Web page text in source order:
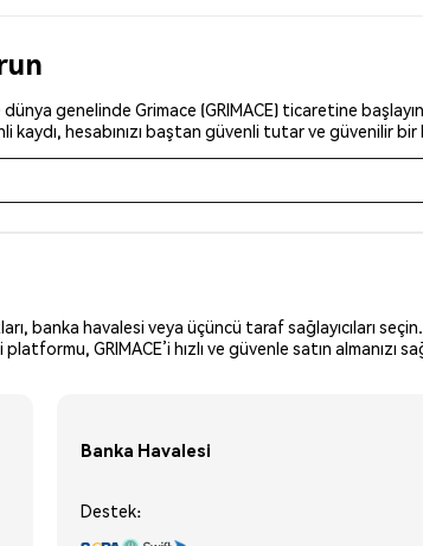
genelinde Grimace (GRIMACE) ticaretine başlayın.
kaydı, hesabınızı baştan güvenli tutar ve güvenilir
banka havalesi veya üçüncü taraf sağlayıcıları
GRIMACE’i hızlı ve güvenle satın almanızı
Banka Havalesi
Destek: